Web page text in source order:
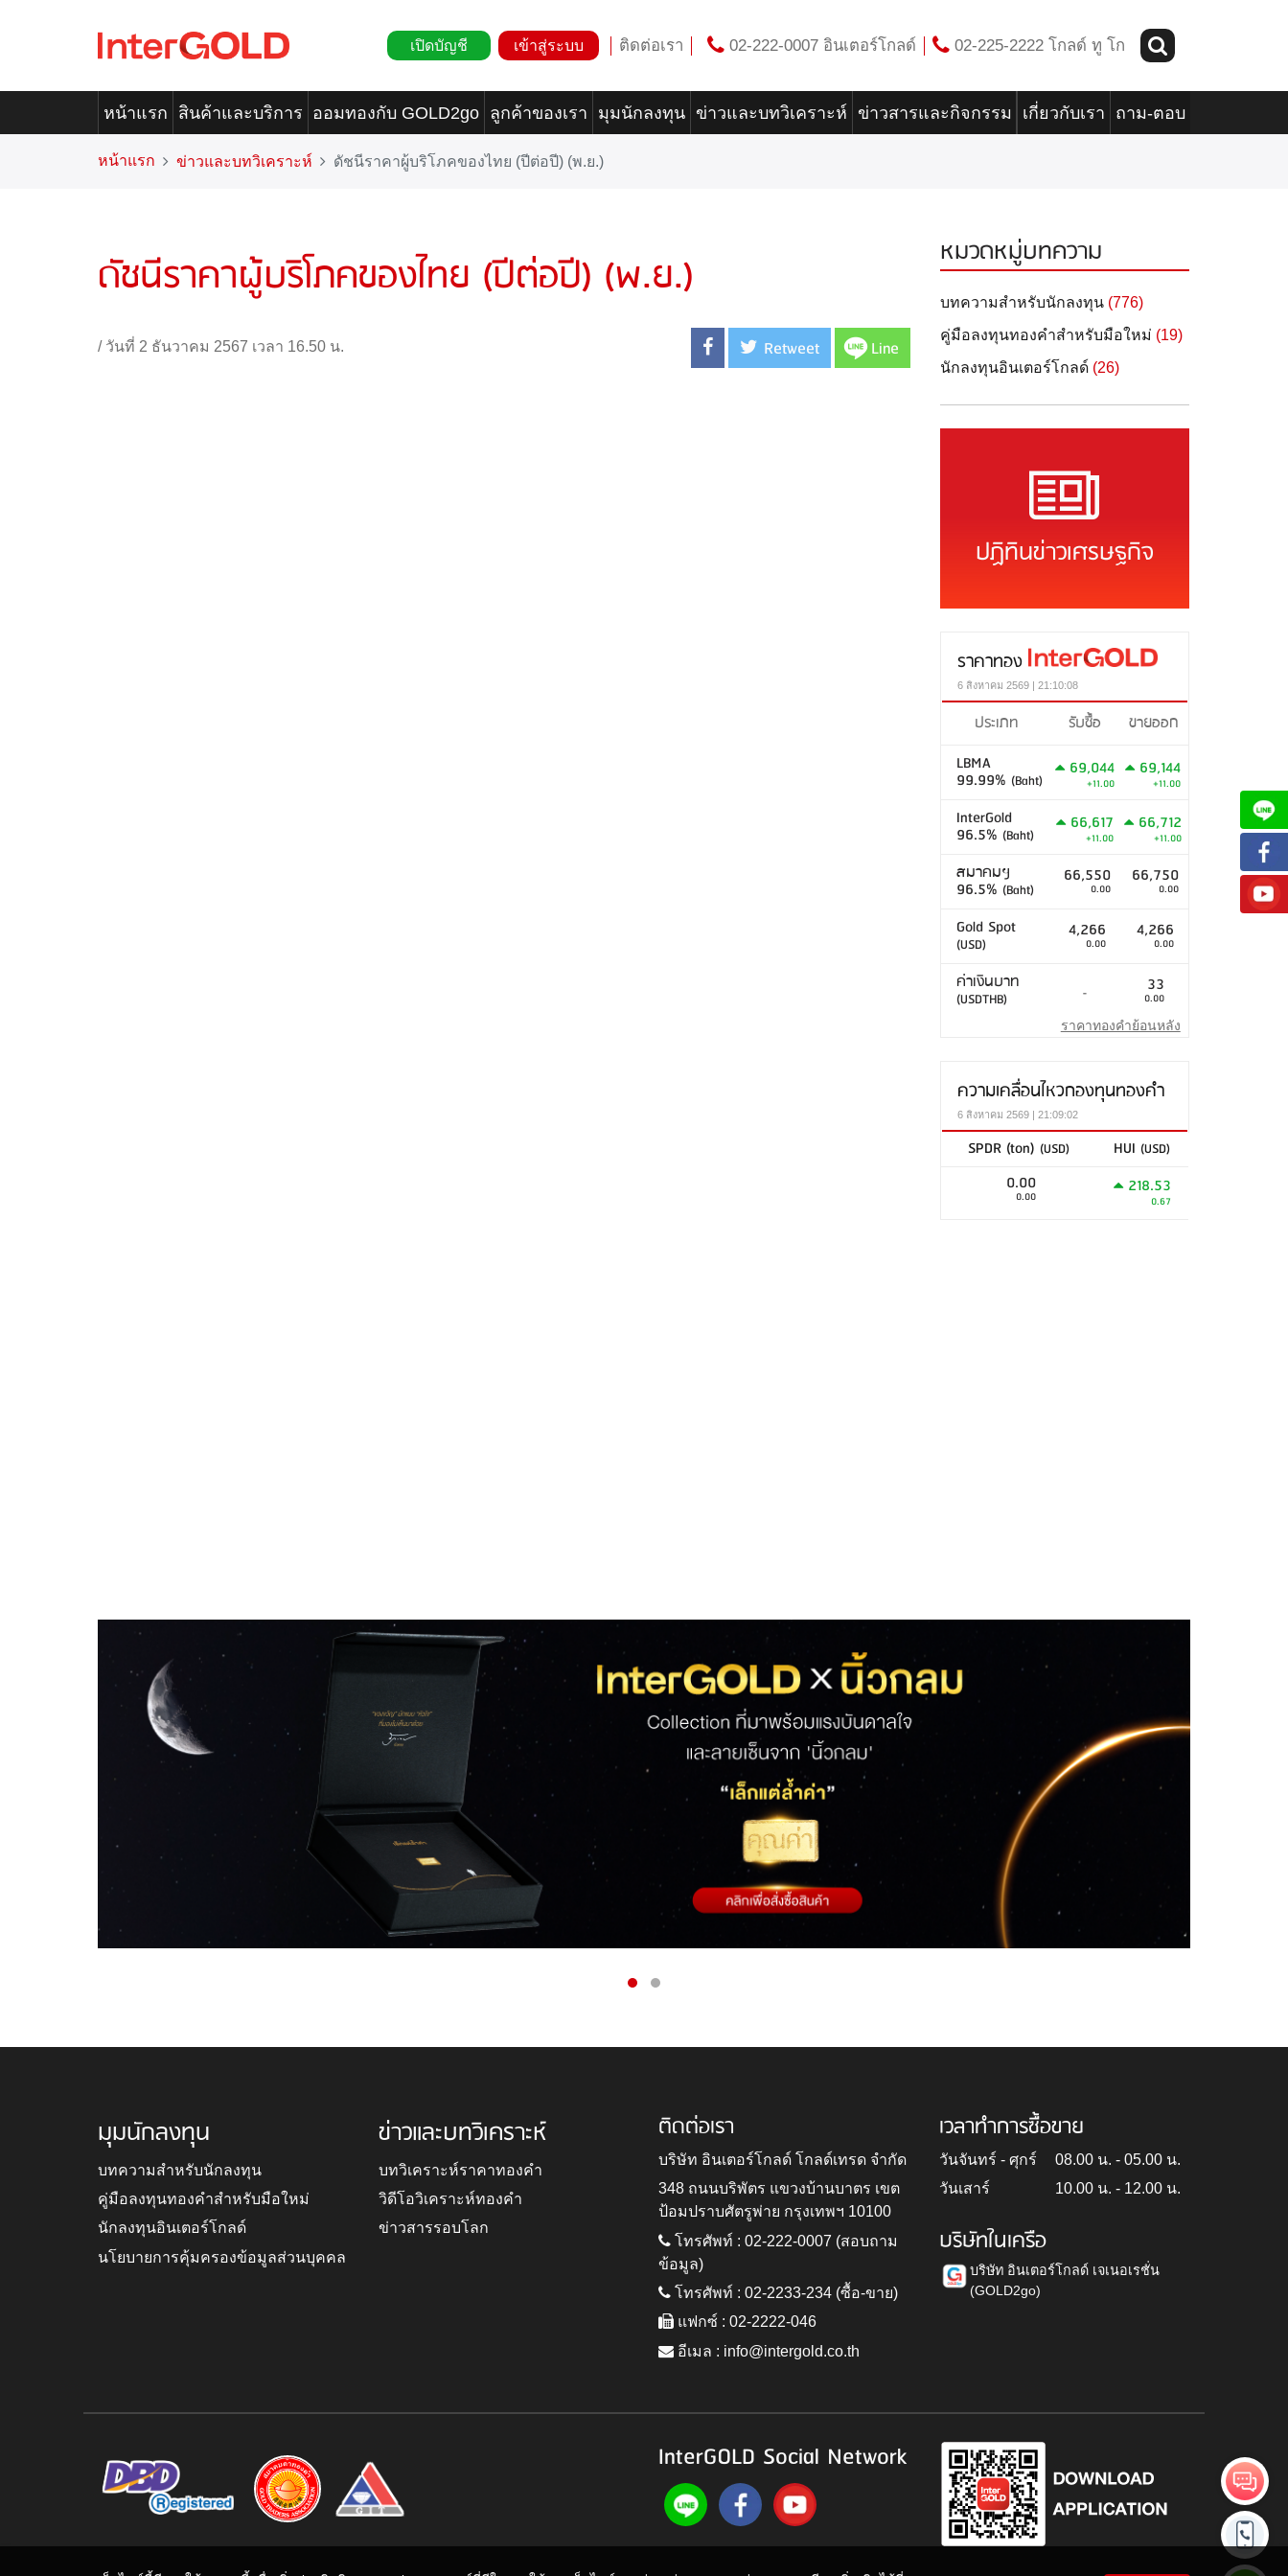
เปิดบัญชี เข้าสู่ระบบ ติดต่อเรา 02-222-0007 อินเตอร์โกลด์ 02-225-2222 โกลด์ ทู โก
หน้าแรก สินค้าและบริการ ออมทองกับ GOLD2go ลูกค้าของเรา มุมนักลงทุน ข่าวและบทวิเคราะห์ ข่าวสารและกิจกรรม เกี่ยวกับเรา ถาม-ตอบ
หน้าแรก ข่าวและบทวิเคราะห์ ดัชนีราคาผู้บริโภคของไทย (ปีต่อปี) (พ.ย.)
ดัชนีราคาผู้บริโภคของไทย (ปีต่อปี) (พ.ย.)
/ วันที่ 2 ธันวาคม 2567 เวลา 16.50 น. Retweet Line
หมวดหมู่บทความ
บทความสำหรับนักลงทุน (776)
คู่มือลงทุนทองคำสำหรับมือใหม่ (19)
นักลงทุนอินเตอร์โกลด์ (26)
ปฏิทินข่าวเศรษฐกิจ
ราคาทอง
6 สิงหาคม 2569 | 21:10:08
ประเภท รับซื้อ
ขายออก
LBMA
99.99% (Baht)
69,044
+11.00
69,144
+11.00
InterGold
96.5% (Baht)
66,617
+11.00
66,712
+11.00
สมาคมฯ
96.5% (Baht)
66,550
0.00
66,750
0.00
Gold Spot
(USD)
4,266
0.00
4,266
0.00
ค่าเงินบาท
(USDTHB) - 33
0.00
ราคาทองคำย้อนหลัง
ความเคลื่อนไหวกองทุนทองคำ
6 สิงหาคม 2569 | 21:09:02
SPDR (ton) (USD) HUI (USD)
0.00
0.00 218.53
0.67
มุมนักลงทุน
บทความสำหรับนักลงทุน
คู่มือลงทุนทองคำสำหรับมือใหม่
นักลงทุนอินเตอร์โกลด์
นโยบายการคุ้มครองข้อมูลส่วนบุคคล
ข่าวและบทวิเคราะห์
บทวิเคราะห์ราคาทองคำ
วิดีโอวิเคราะห์ทองคำ
ข่าวสารรอบโลก
ติดต่อเรา
บริษัท อินเตอร์โกลด์ โกลด์เทรด จำกัด
348 ถนนบริพัตร แขวงบ้านบาตร เขต
ป้อมปราบศัตรูพ่าย กรุงเทพฯ 10100
โทรศัพท์ : 02-222-0007 (สอบถาม
ข้อมูล)
โทรศัพท์ : 02-2233-234 (ซื้อ-ขาย)
แฟกซ์ : 02-2222-046
อีเมล : info@intergold.co.th
เวลาทำการซื้อขาย
วันจันทร์ - ศุกร์
08.00 น. - 05.00 น.
วันเสาร์
10.00 น. - 12.00 น.
บริษัทในเครือ
บริษัท อินเตอร์โกลด์ เจเนอเรชั่น
(GOLD2go)
InterGOLD Social Network